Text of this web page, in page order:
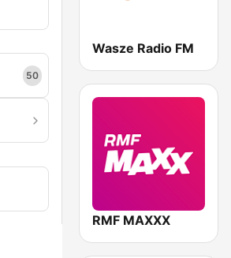
50
Wasze Radio FM
RMF MAXXX